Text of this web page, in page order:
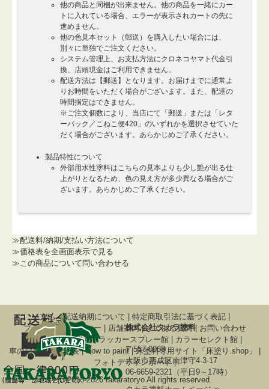
他の商品と同梱が出来ません。他の商品を一緒にカー
トに入れている場合、エラーが表示されカートの先に
進めません。
他の色見本セット（郵送）を購入したい場合には、
別々に単独でご注文ください。
システム管理上、お支払方法にクロネコヤマト代金引
換、店頭現金はご利用できません。
配送方法は【郵送】となります。お届けまでに通常よ
りお時間をいただく場合がございます。また、配達の
時間指定はできません。
※ご注文個数により、当店にて「郵送」または「レタ
ーパック／こねこ便420」のいずれかを選択させていた
だく場合がございます。あらかじめご了承ください。
製品特性について
外部用水性塗料はこちらの見本よりも少し艶が出る仕
上がりとなるため、色の見え方が多少異なる場合がご
ざいます。あらかじめご了承ください。
≫配送料/納期/支払い方法について
≫価格表を全画面表示で見る
≫この商品について問い合わせる
株式会社タカラ塗料
〒557-0063
大阪市西成区南津守4-3-17
06-6659-2321（平日9～17時）
支払・配送納期について 特定商取引法に基づく表記|
プライバシーポリシー
店舗案内| よくある質問| お問い合わせ
関連サイト 調色屋 | ラッカースプレー館 カラーセレクト館
車の刷毛塗り全塗装| How to paint| 床塗料専用サイト「床塗り.shop」
フォトデザインボード|
(C)2018-2026 takaratoryo All rights reserved.